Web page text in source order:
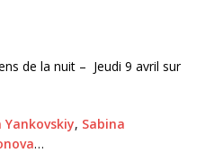
de la nuit – Jeudi 9 avril sur
Yankovskiy, Sabina
…